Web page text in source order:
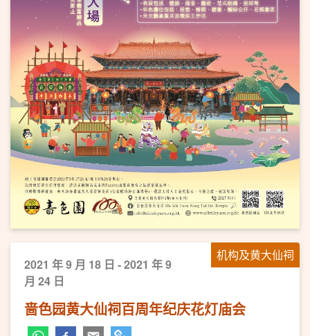
机构及黄大仙祠
2021 年 9 月 18 日 - 2021 年 9
月 24 日
啬色园黄大仙祠百周年纪庆花灯庙会